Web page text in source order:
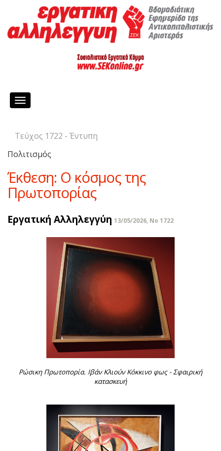
Toggle
Τεύχος 1722 - Έντυπη
Πολιτισμός
Έκθεση: Ο κόσμος της
Πρωτοπορίας
Εργατική Αλληλεγγύη 13/05/2026, No 1722
Ρώσικη Πρωτοπορία. Ιβάν Κλιούν Κόκκινο φως - Σφαιρική
κατασκευή